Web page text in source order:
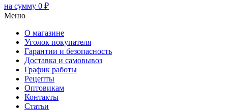
на сумму 0 ₽
Меню
О магазине
Уголок покупателя
Гарантии и безопасность
Доставка и самовывоз
График работы
Рецепты
Оптовикам
Контакты
Статьи